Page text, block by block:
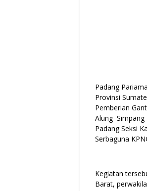
Padang
Provinsi
Pemberian
Padang Seksi
Serbaguna
Kegiatan
Barat,